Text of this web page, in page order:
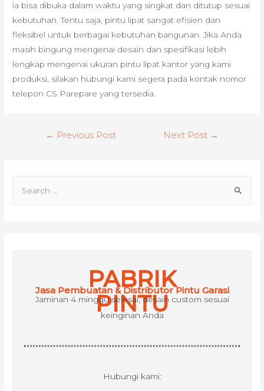
ia bisa dibuka dalam waktu yang singkat dan ditutup sesuai
kebutuhan. Tentu saja, pintu lipat sangat efisien dan
fleksibel untuk berbagai kebutuhan bangunan. Jika Anda
masih bingung mengenai desain dan spesifikasi lebih
lengkap mengenai ukuran pintu lipat kantor yang kami
produksi, silakan hubungi kami segera pada kontak nomor
telepon CS Parepare yang tersedia.
← Previous Post Next Post →
PABRIK
PINTU
Jasa Pembuatan & Distributor Pintu Garasi
Jaminan 4 minggu selesai, desain custom sesuai
keinginan Anda
Hubungi kami: